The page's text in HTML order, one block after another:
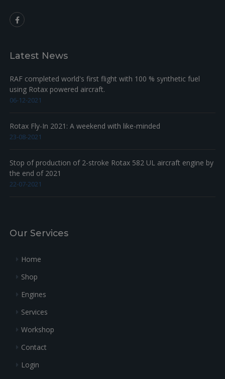
Latest News
RAF completed world's first flight with 100 % synthetic fuel
using Rotax powered aircraft.
06-12-2021
Rotax Fly-In 2021: A weekend with like-minded
23-08-2021
Stop of production of 2-stroke Rotax 582 UL aircraft engine by
the end of 2021
22-07-2021
Our Services
Home
Shop
Engines
Services
Workshop
Contact
Login